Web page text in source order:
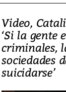
Video,
‘Si la gente
criminales,
sociedades
suicidarse’